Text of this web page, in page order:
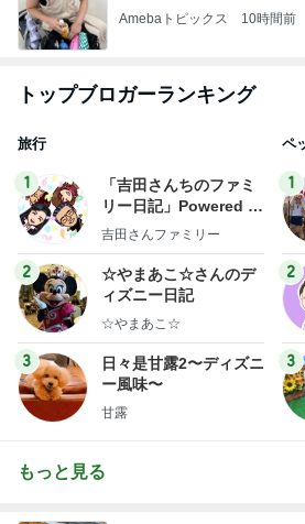
Amebaトピックス 10時間前
トップブロガーランキング
旅行
1
「吉田さんちのファミ
リー日記」Powered b
y Ameba 吉田さんファ
ログ
吉田さんファミリー
2
☆やまあこ☆さんのデ
ィズニー日記
☆やまあこ☆
3
日々是甘露2〜ディズニ
ー風味〜
甘露
ペ
1
2
3
もっと見る